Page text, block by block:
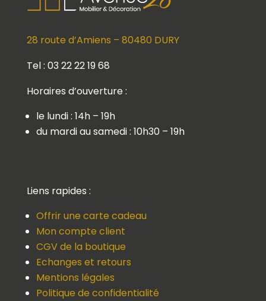
28 route d’Amiens – 80480 DURY
Tel : 03 22 22 19 68
Horaires d’ouverture :
le lundi : 14h – 19h
du mardi au samedi : 10h30 – 19h
Liens rapides :
Offrir une carte cadeau
Mon compte client
CGV de la boutique
Echanges et retours
Mentions légales
Politique de confidentialité